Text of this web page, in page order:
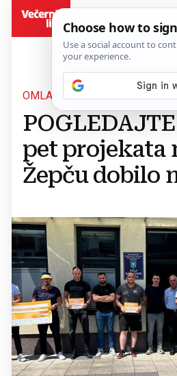
OMLADINSKA BANKA
pet projekata
Žepču dobilo